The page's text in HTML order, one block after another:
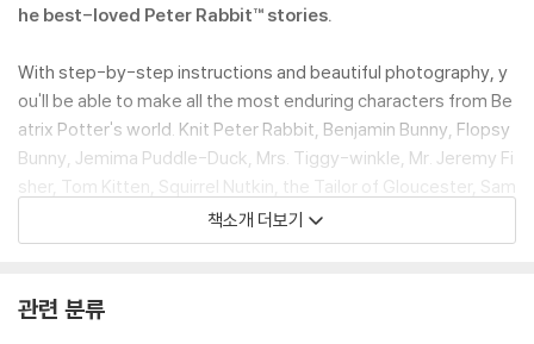
he best-loved Peter Rabbit™ stories.
With step-by-step instructions and beautiful photography, y
ou'll be able to make all the most enduring characters from Be
atrix Potter's world. Knit Peter Rabbit, Benjamin Bunny, Flopsy
Bunny, Jemima Puddle-Duck, Mrs. Tiggy-winkle, Mr. Jeremy Fi
sher, Tom Kitten, Squirrel Nutkin, the Tailor of Gloucester, Sam
uel Whiskers, Mr. Tod the fox, and Tommy Brock the badger, a
nd dress them up in simple felt garments to complete the sto
책소개 더보기
관련 분류